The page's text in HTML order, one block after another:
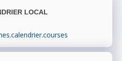
LOCAL